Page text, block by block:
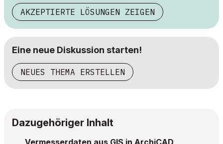
AKZEPTIERTE LÖSUNGEN ZEIGEN
Eine neue Diskussion starten!
NEUES THEMA ERSTELLEN
Dazugehöriger Inhalt
Vermesserdaten aus GIS in ArchiCAD